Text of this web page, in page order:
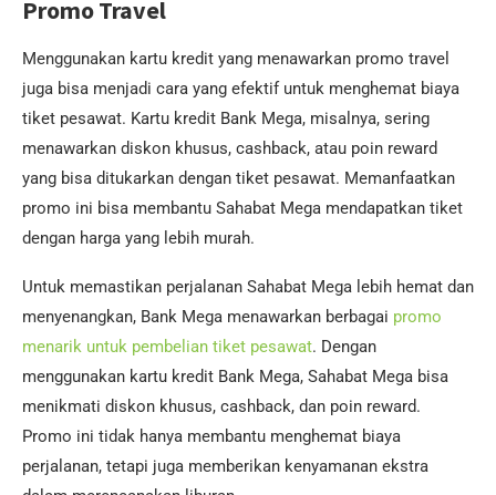
Promo Travel
Menggunakan kartu kredit yang menawarkan promo travel
juga bisa menjadi cara yang efektif untuk menghemat biaya
tiket pesawat. Kartu kredit Bank Mega, misalnya, sering
menawarkan diskon khusus, cashback, atau poin reward
yang bisa ditukarkan dengan tiket pesawat. Memanfaatkan
promo ini bisa membantu Sahabat Mega mendapatkan tiket
dengan harga yang lebih murah.
Untuk memastikan perjalanan Sahabat Mega lebih hemat dan
menyenangkan, Bank Mega menawarkan berbagai promo
menarik untuk pembelian tiket pesawat. Dengan
menggunakan kartu kredit Bank Mega, Sahabat Mega bisa
menikmati diskon khusus, cashback, dan poin reward.
Promo ini tidak hanya membantu menghemat biaya
perjalanan, tetapi juga memberikan kenyamanan ekstra